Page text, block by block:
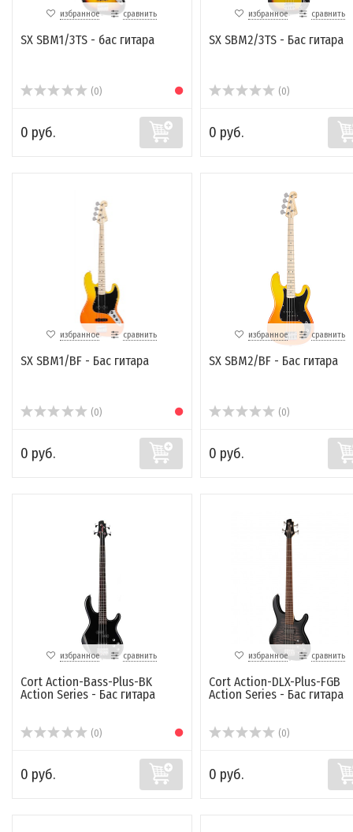
избранное сравнить
SX SBM1/3TS - бас гитара
(0)
0 руб.
избранное сравнить
SX SBM2/3TS - Бас гитара
(0)
0 руб.
избранное сравнить
SX SBM1/BF - Бас гитара
(0)
0 руб.
избранное сравнить
SX SBM2/BF - Бас гитара
(0)
0 руб.
избранное сравнить
Cort Action-Bass-Plus-BK
Action Series - Бас гитара
(0)
0 руб.
избранное сравнить
Cort Action-DLX-Plus-FGB
Action Series - Бас гитара
(0)
0 руб.